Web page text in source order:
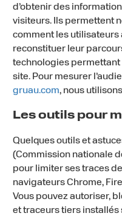
d’obtenir des
visiteurs. Ils permettent
comment les utilisateurs
reconstituer leur
technologies permettant
site. Pour mesurer
gruau.com, nous
Les outils pour
Quelques outils et
(Commission nationale
pour limiter ses traces
navigateurs Chrome,
Vous pouvez autoriser,
et traceurs tiers